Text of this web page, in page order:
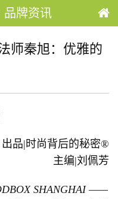
品牌资讯
师秦旭：优雅的
出品|时尚背后的秘密®
主编|刘佩芳
SHANGHAI ——